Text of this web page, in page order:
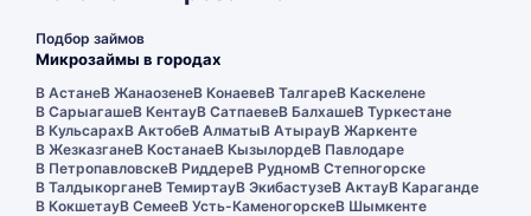
Подбор займов
Микрозаймы в городах
В АстанеВ ЖанаозенеВ КонаевеВ ТалгареВ Каскелене
В СарыагашеВ КентауВ СатпаевеВ БалхашеВ Туркестане
В КульсарахВ АктобеВ АлматыВ АтырауВ Жаркенте
В ЖезказганеВ КостанаеВ КызылордеВ Павлодаре
В ПетропавловскеВ РиддереВ РудномВ Степногорске
В ТалдыкорганеВ ТемиртауВ ЭкибастузеВ АктауВ Караганде
В КокшетауВ СемееВ Усть-КаменогорскеВ Шымкенте